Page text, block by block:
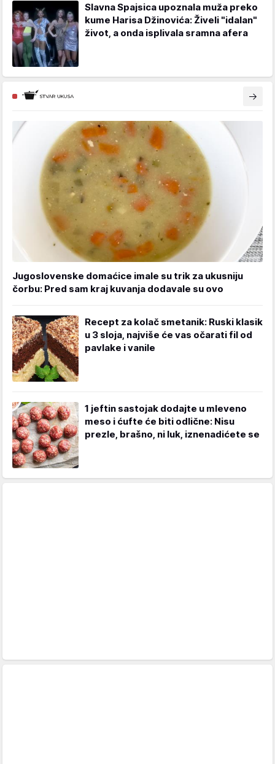
Slavna Spajsica upoznala muža preko
kume Harisa Džinovića: Živeli "idalan"
život, a onda isplivala sramna afera
Jugoslovenske domaćice imale su trik za ukusniju
čorbu: Pred sam kraj kuvanja dodavale su ovo
Recept za kolač smetanik: Ruski klasik
u 3 sloja, najviše će vas očarati fil od
pavlake i vanile
1 jeftin sastojak dodajte u mleveno
meso i ćufte će biti odlične: Nisu
prezle, brašno, ni luk, iznenadićete se